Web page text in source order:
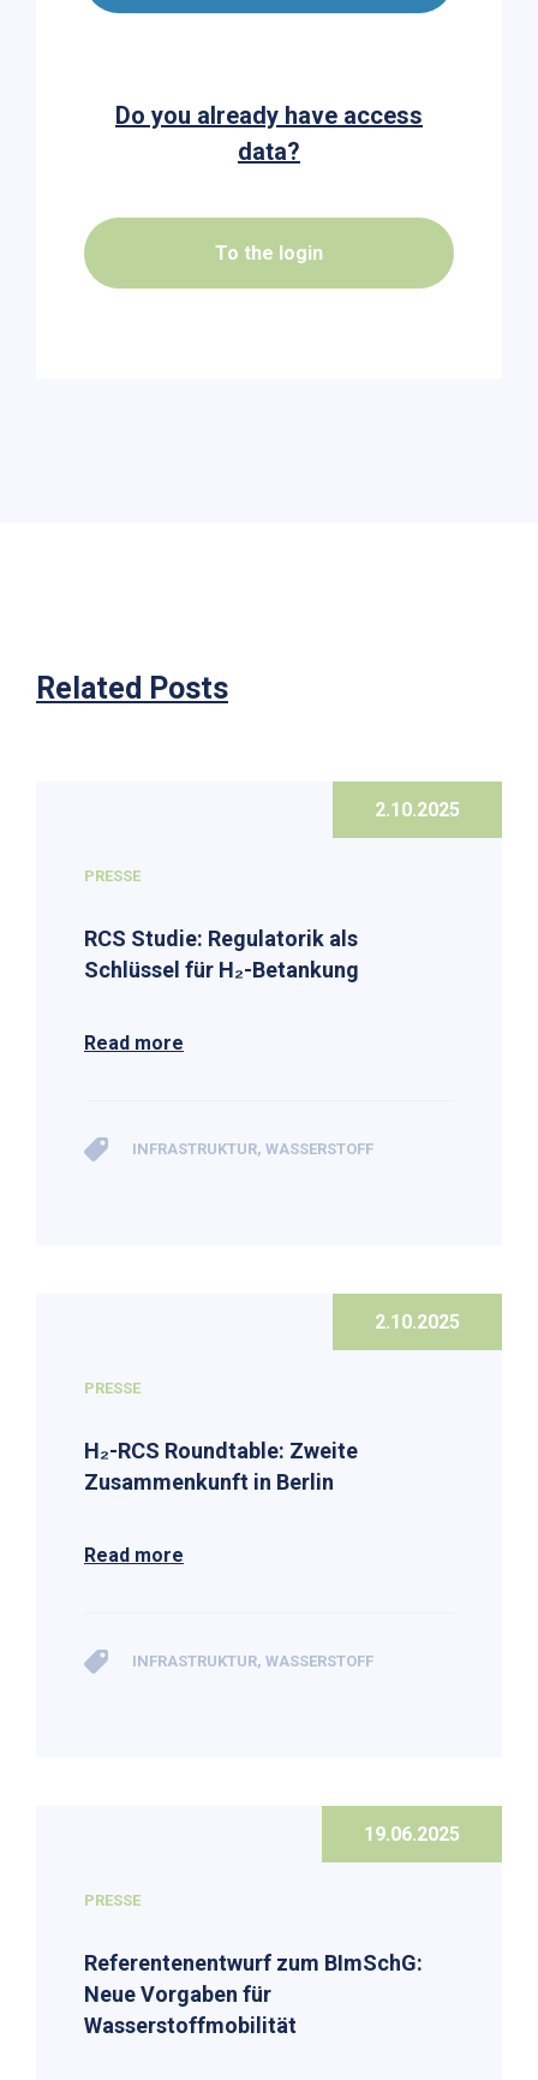
Do you already have access
data?
To the login
Related Posts
2.10.2025
PRESSE
RCS Studie: Regulatorik als
Schlüssel für H₂-Betankung
Read more
INFRASTRUKTUR, WASSERSTOFF
2.10.2025
PRESSE
H₂-RCS Roundtable: Zweite
Zusammenkunft in Berlin
Read more
INFRASTRUKTUR, WASSERSTOFF
19.06.2025
PRESSE
Referentenentwurf zum BImSchG:
Neue Vorgaben für
Wasserstoffmobilität